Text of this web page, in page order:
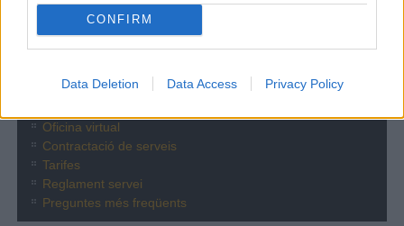
CONFIRM
Data Deletion Data Access Privacy Policy
Oficina virtual
Contractació de serveis
Tarifes
Reglament servei
Preguntes més freqüents